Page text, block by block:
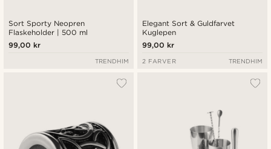
Sort Sporty Neopren
Flaskeholder | 500 ml
99,00 kr
TRENDHIM
Elegant Sort & Guldfarvet
Kuglepen
99,00 kr
2 FARVER TRENDHIM